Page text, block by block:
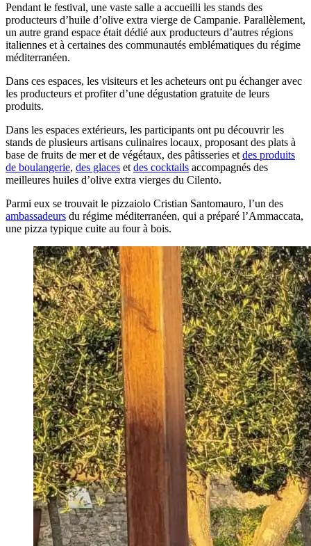
Pendant le festival, une vaste salle a accueilli les stands des
producteurs d’huile d’olive extra vierge de Campanie. Parallèlement,
un autre grand espace était dédié aux producteurs d’autres régions
italiennes et à certaines des communautés emblématiques du régime
méditerranéen.
Dans ces espaces, les visiteurs et les acheteurs ont pu échanger avec
les producteurs et profiter d’une dégustation gratuite de leurs
produits.
Dans les espaces extérieurs, les participants ont pu découvrir les
stands de plusieurs artisans culinaires locaux, proposant des plats à
base de fruits de mer et de végétaux, des pâtisseries et des produits
de boulangerie, des glaces et des cocktails accompagnés des
meilleures huiles d’olive extra vierges du Cilento.
Parmi eux se trouvait le pizzaiolo Cristian Santomauro, l’un des
ambassadeurs du régime méditerranéen, qui a préparé l’Ammaccata,
une pizza typique cuite au four à bois.